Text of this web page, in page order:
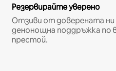
Резервирайте уверено
Отзиви от доверената
денонощна поддръжка по
престой.